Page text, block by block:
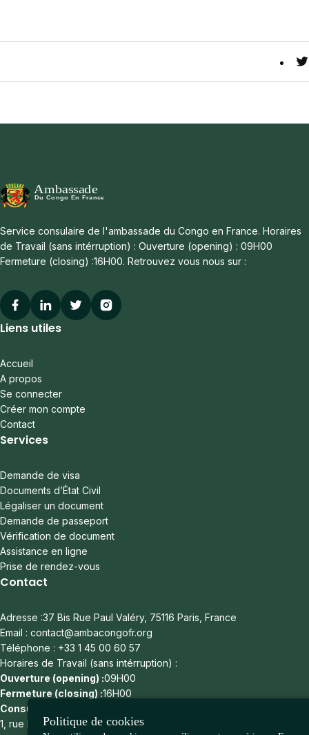
Service consulaire de l'ambassade du Congo en France. Horaires
de Travail (sans intérruption) : Ouverture (opening) : 09H00
Fermeture (closing) :16H00. Retrouvez vous nous sur :
Facebook
LinkedinTwitterInstagram
Liens utiles
Accueil
A propos
Se connecter
Créer mon compte
Contact
Services
Demande de visa
Documents d’État Civil
Légaliser un document
Demande de passeport
Vérification de document
Assistance en ligne
Prise de rendez-vous
Contact
Adresse :37 Bis Rue Paul Valéry, 75116 Paris, France
Email : contact@ambacongofr.org
Téléphone : +33 1 45 00 60 57
Horaires de Travail (sans intérruption) :
Ouverture (opening) :09H00
Fermeture (closing) :16H00
Consulat :
1, rue Léonard de Vinci - 75116 - Paris
Politique de cookies